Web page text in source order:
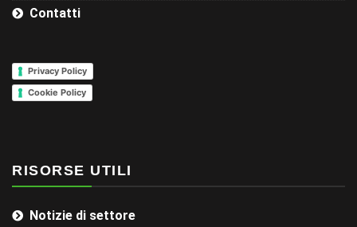
Contatti
Privacy Policy
Cookie Policy
RISORSE UTILI
Notizie di settore